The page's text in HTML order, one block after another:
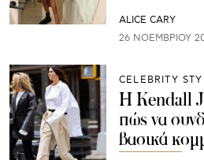
ALICE CARY
26 ΝΟΕΜΒΡΊΟΥ
CELEBRITY
H Kendall
πώς να
βασικά